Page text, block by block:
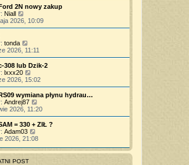
t
y
o
s
o
s
z
o
s
t
n
z
y
s
t
w
i
z
y
s
2N nowy zakup
Niall
ś
i
e
n
a
j
o
w
s
z
y
p
o
s
t
2026, 10:09
tonda
y
ś
w
i
e
n
a
j
o
w
s
z
y
2026, 11:11
308 lub Dzik-2
lxxx20
y
ś
w
i
e
n
a
j
n
2026, 15:02
wymiana płynu hydrau…
Andrej87
y
ś
w
e
l
2026, 11:20
= 330 + ZIŁ ?
Adam03
y
w
2026, 21:08
POST